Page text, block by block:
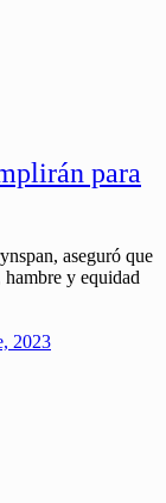
para
aseguró que
hambre y equidad
2023